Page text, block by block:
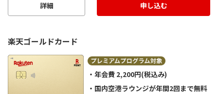
詳細 申し込む
楽天ゴールドカード
年会費 2,200円(税込み)
国内空港ラウンジが年間2回まで無料